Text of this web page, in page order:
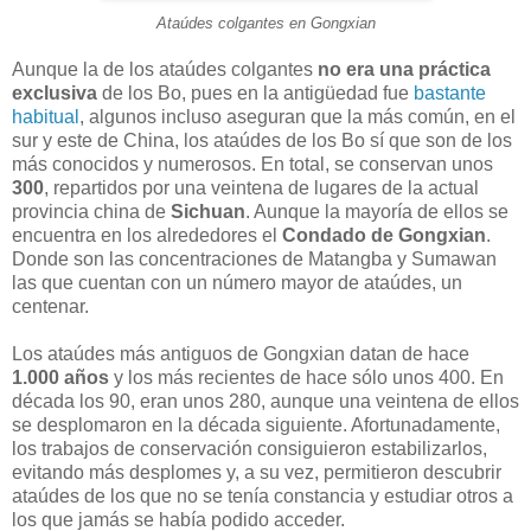
Ataúdes colgantes en Gongxian
Aunque la de los ataúdes colgantes no era una práctica
exclusiva de los Bo, pues en la antigüedad fue bastante
habitual , algunos incluso aseguran que la más común, en el
sur y este de China, los ataúdes de los Bo sí que son de los
más conocidos y numerosos. En total, se conservan unos
300, repartidos por una veintena de lugares de la actual
provincia china de Sichuan. Aunque la mayoría de ellos se
encuentra en los alrededores el Condado de Gongxian.
Donde son las concentraciones de Matangba y Sumawan
las que cuentan con un número mayor de ataúdes, un
centenar.
Los ataúdes más antiguos de Gongxian datan de hace
1.000 años y los más recientes de hace sólo unos 400. En
década los 90, eran unos 280, aunque una veintena de ellos
se desplomaron en la década siguiente. Afortunadamente,
los trabajos de conservación consiguieron estabilizarlos,
evitando más desplomes y, a su vez, permitieron descubrir
ataúdes de los que no se tenía constancia y estudiar otros a
los que jamás se había podido acceder.